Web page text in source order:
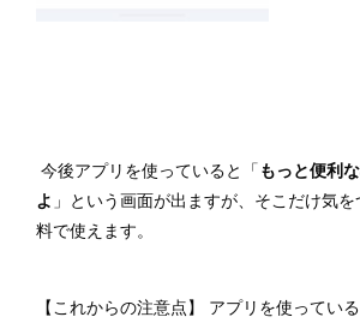
今後アプリを使っていると「もっと便利
よ 」という画面が出ますが、そこだけ気
料で使えます。
【これからの注意点】 アプリを使ってい